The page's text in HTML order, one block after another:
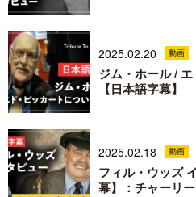
2025.02.20 動画
ジム・ホール /
【日本語字幕】
2025.02.18 動画
フィル・ウッズ
幕】：チャーリ